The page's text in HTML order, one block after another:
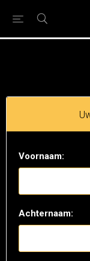
Voornaam:
Achternaam: